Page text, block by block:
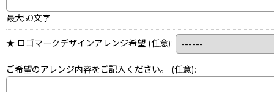
最大50文字
★ ロゴマークデザインアレンジ希望 (任意):
ご希望のアレンジ内容をご記入ください。 (任意):